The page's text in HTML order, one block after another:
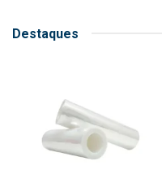
Destaques